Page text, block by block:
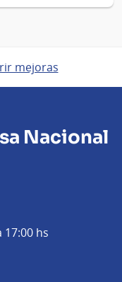
mejoras
Nacional
17:00 hs